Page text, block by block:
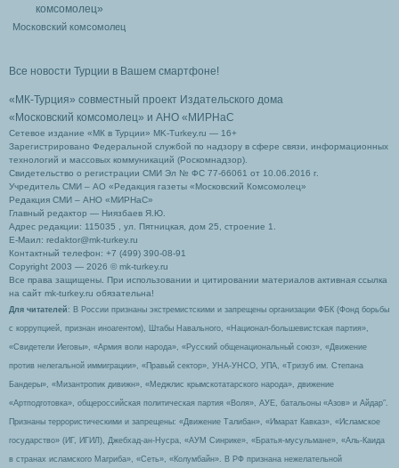
Московский комсомолец
Все новости Турции в Вашем смартфоне!
«МК-Турция» совместный проект Издательского дома
«Московский комсомолец» и АНО «МИРНаС
Сетевое издание «МК в Турции» MK-Turkey.ru — 16+
Зарегистрировано Федеральной службой по надзору в сфере связи, информационных
технологий и массовых коммуникаций (Роскомнадзор).
Свидетельство о регистрации СМИ Эл № ФС 77-66061 от 10.06.2016 г.
Учредитель СМИ – АО «Редакция газеты «Московский Комсомолец»
Редакция СМИ – АНО «МИРНаС»
Главный редактор — Ниязбаев Я.Ю.
Адрес редакции: 115035 , ул. Пятницкая, дом 25, строение 1.
Е-Маил: redaktor@mk-turkey.ru
Контактный телефон: +7 (499) 390-08-91
Copyright 2003 — 2026 © mk-turkey.ru
Все права защищены. При использовании и цитировании материалов активная ссылка
на сайт mk-turkey.ru обязательна!
Для читателей : В России признаны экстремистскими и запрещены организации ФБК (Фонд борьбы
с коррупцией, признан иноагентом), Штабы Навального, «Национал-большевистская партия»,
«Свидетели Иеговы», «Армия воли народа», «Русский общенациональный союз», «Движение
против нелегальной иммиграции», «Правый сектор», УНА-УНСО, УПА, «Тризуб им. Степана
Бандеры», «Мизантропик дивижн», «Меджлис крымскотатарского народа», движение
«Артподготовка», общероссийская политическая партия «Воля», АУЕ, батальоны «Азов» и Айдар″.
Признаны террористическими и запрещены: «Движение Талибан», «Имарат Кавказ», «Исламское
государство» (ИГ, ИГИЛ), Джебхад-ан-Нусра, «АУМ Синрике», «Братья-мусульмане», «Аль-Каида
в странах исламского Магриба», «Сеть», «Колумбайн». В РФ признана нежелательной